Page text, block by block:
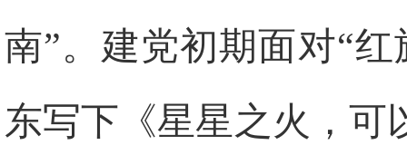
南”。建党初期面对“
东写下《星星之火，可